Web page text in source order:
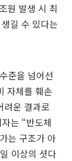
원 발생 시 최
길 수 있다는
준을 넘어선
자체를 훼손
려운 결과로
는 “반도체
는 구조가 아
이상의 셧다